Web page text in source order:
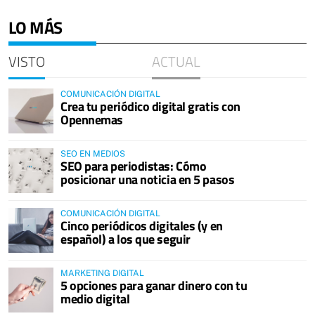
LO MÁS
VISTO ACTUAL
COMUNICACIÓN DIGITAL
Crea tu periódico digital gratis con
Opennemas
SEO EN MEDIOS
SEO para periodistas: Cómo
posicionar una noticia en 5 pasos
COMUNICACIÓN DIGITAL
Cinco periódicos digitales (y en
español) a los que seguir
MARKETING DIGITAL
5 opciones para ganar dinero con tu
medio digital